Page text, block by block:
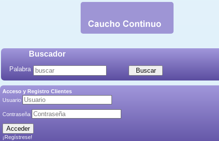
Buscador
Palabra
Acceso y Registro Clientes
Usuario
Contraseña
¡Regístrese!